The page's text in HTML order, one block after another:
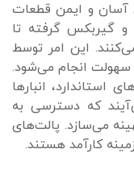
آسان و ایمن قطعات
و گیربکس گرفته تا
این امر توسط
سهولت انجام می‌شود.
استاندارد، انبارها
که دسترسی به
می‌سازد. پالت‌های